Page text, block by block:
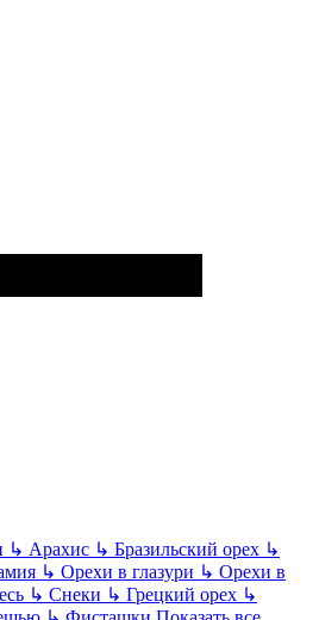
↳ Арахис ↳ Бразильский орех ↳
↳ Орехи в глазури ↳ Орехи в
↳ Снеки ↳ Грецкий орех ↳